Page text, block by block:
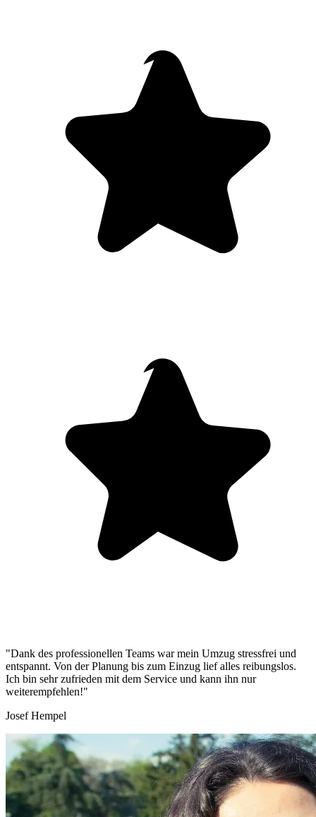
"Dank des professionellen Teams war mein Umzug stressfrei und
entspannt. Von der Planung bis zum Einzug lief alles reibungslos.
Ich bin sehr zufrieden mit dem Service und kann ihn nur
weiterempfehlen!"
Josef Hempel